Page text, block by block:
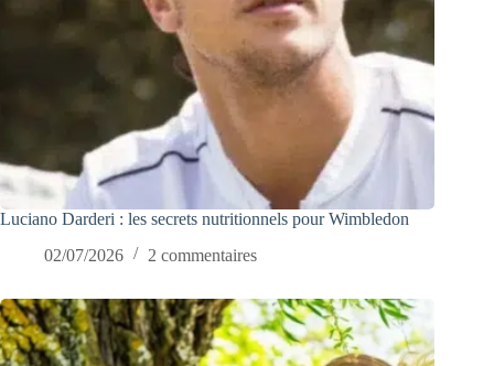
Luciano Darderi : les secrets nutritionnels pour Wimbledon
02/07/2026
2 commentaires